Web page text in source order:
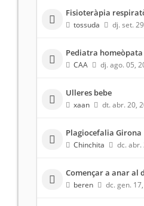
Fisioteràpia
tossuda dj. set.
Pediatra homeòpata
CAA dj. ago. 05,
Ulleres bebe
xaan dt. abr. 20,
Plagiocefalia Girona
Chinchita dc. abr.
Començar a anar al
beren dc. gen.